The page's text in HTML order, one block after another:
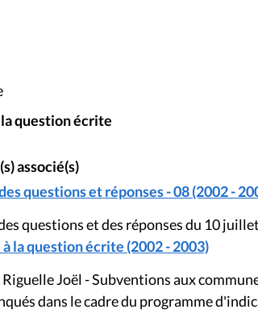
la question écrite
associé(s)
questions et réponses - 08 (2002 -
questions et des réponses du 10
à la question écrite (2002 - 2003)
Riguelle Joël - Subventions aux
dans le cadre du programme